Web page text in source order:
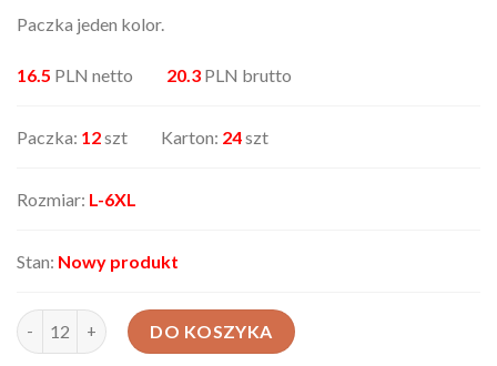
Paczka jeden kolor.
16.5 PLN netto 20.3 PLN brutto
Paczka: 12szt Karton: 24szt
Rozmiar: L-6XL
Stan: Nowy produkt
ilość Komplet damskie AX33127-110
DO KOSZYKA